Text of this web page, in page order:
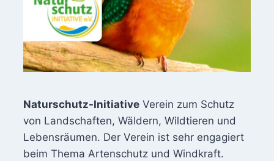
Naturschutz-Initiative Verein zum Schutz
von Landschaften, Wäldern, Wildtieren und
Lebensräumen. Der Verein ist sehr engagiert
beim Thema Artenschutz und Windkraft.